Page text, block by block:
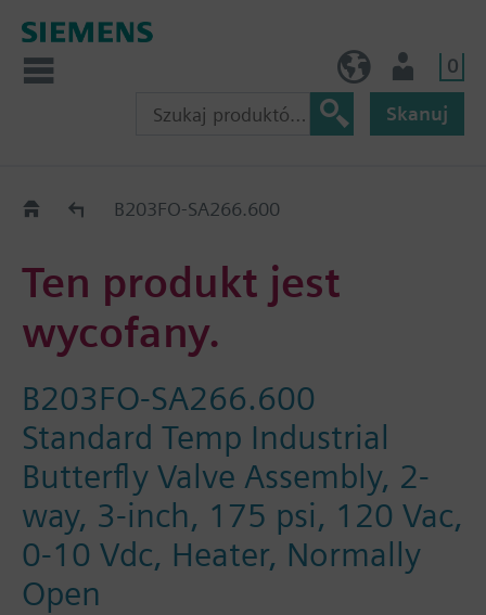
0
Skanuj
Old2NewB203FO-SA266.600
Ten produkt jest
wycofany.
B203FO-SA266.600
Standard Temp Industrial
Butterfly Valve Assembly, 2-
way, 3-inch, 175 psi, 120 Vac,
0-10 Vdc, Heater, Normally
Open